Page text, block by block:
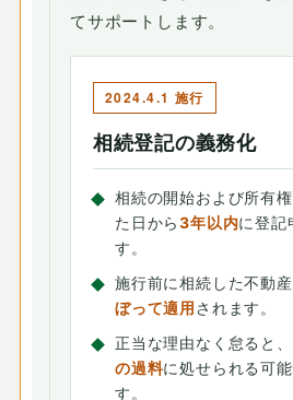
てサポートします。
2024.4.1 施行
相続登記の義務化
相続の開始および所有
た日から3年以内に登記
す。
施行前に相続した不動
ぼって適用されます。
正当な理由なく怠ると
の過料に処せられる可
す。